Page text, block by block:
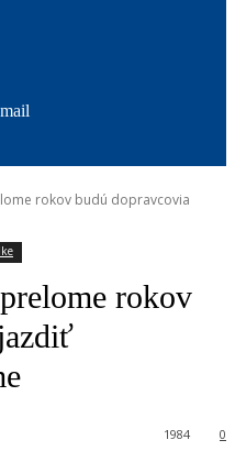
rokov budú dopravcovia
rokov
0
1984